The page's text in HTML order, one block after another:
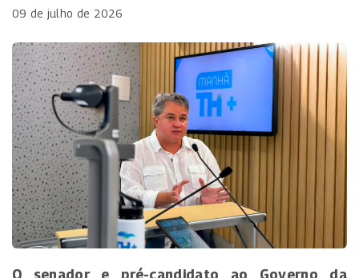
09 de julho de 2026
O senador e pré-candidato ao Governo da